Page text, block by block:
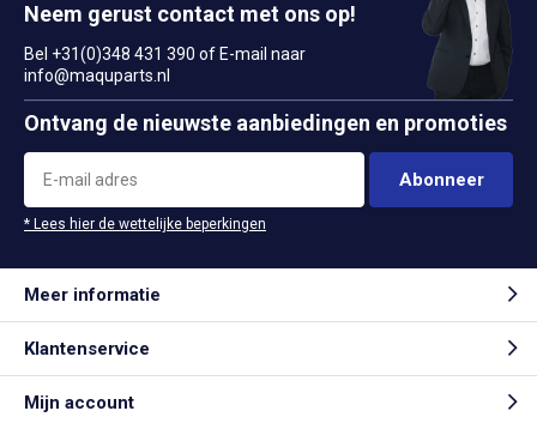
Neem gerust contact met ons op!
Bel +31(0)348 431 390 of E-mail naar
info@maquparts.nl
Ontvang de nieuwste aanbiedingen en promoties
Abonneer
* Lees hier de wettelijke beperkingen
Meer informatie
Klantenservice
Mijn account